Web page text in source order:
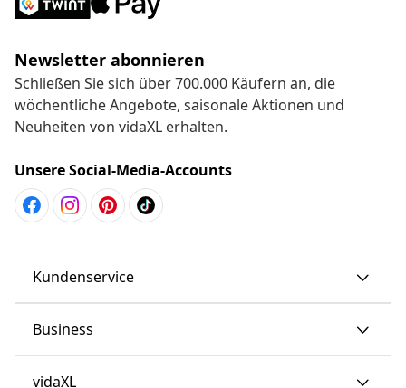
Newsletter abonnieren
Schließen Sie sich über 700.000 Käufern an, die
wöchentliche Angebote, saisonale Aktionen und
Neuheiten von vidaXL erhalten.
Unsere Social-Media-Accounts
Kundenservice
Business
vidaXL